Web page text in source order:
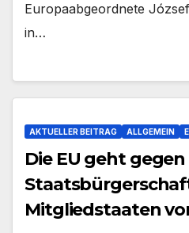
Europaabgeordnete
in…
AKTUELLER BEITRAG ALLGEMEIN
Die EU geht gegen
Mitgliedstaaten